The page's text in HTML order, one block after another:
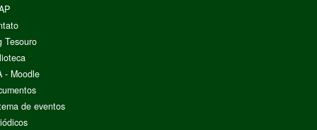
Tesouro
- Moodle
de eventos